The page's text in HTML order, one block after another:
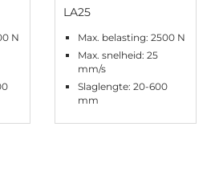
N
LA25
Max. belasting: 2500 N
Max. snelheid: 25
mm/s
Slaglengte: 20-600
mm